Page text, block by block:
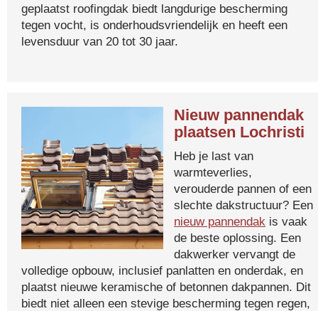
geplaatst roofingdak biedt langdurige bescherming
tegen vocht, is onderhoudsvriendelijk en heeft een
levensduur van 20 tot 30 jaar.
Nieuw pannendak
plaatsen Lochristi
Heb je last van
warmteverlies,
verouderde pannen of een
slechte dakstructuur? Een
nieuw pannendak is vaak
de beste oplossing. Een
dakwerker vervangt de
volledige opbouw, inclusief panlatten en onderdak, en
plaatst nieuwe keramische of betonnen dakpannen. Dit
biedt niet alleen een stevige bescherming tegen regen,